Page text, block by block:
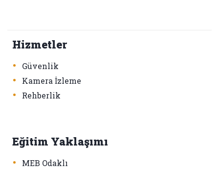
Hizmetler
• Güvenlik
• Kamera İzleme
• Rehberlik
Eğitim Yaklaşımı
• MEB Odaklı